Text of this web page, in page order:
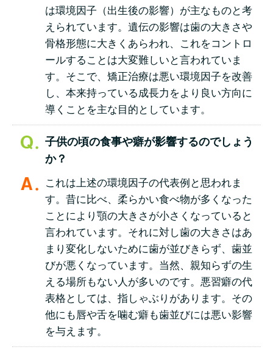
は環境因子（出生後の影響）が主なものと考
えられています。遺伝の影響は歯の大きさや
骨格形態に大きくあらわれ、これをコントロ
ールすることは大変難しいと言われていま
す。そこで、矯正治療は悪い環境因子を改善
し、本来持っている成長力をより良い方向に
導くことを主な目的としています。
子供の頃の食事や癖が影響するのでしょう
か？
これは上述の環境因子の代表例と思われま
す。昔に比べ、柔らかい食べ物が多くなった
ことにより顎の大きさが小さくなっていると
言われています。それに対し歯の大きさはあ
まり変化しないために歯が並びきらず、歯並
びが悪くなっています。当然、親知らずの生
える場所もない人が多いのです。悪習癖の代
表格としては、指しゃぶりがあります。その
他にも唇や舌を噛む癖も歯並びには悪い影響
を与えます。